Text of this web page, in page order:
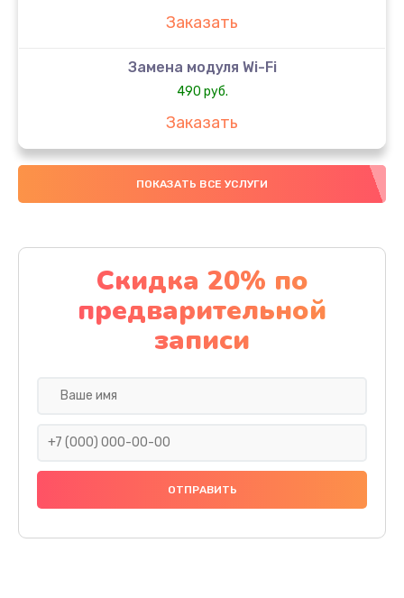
Заказать
Замена модуля Wi-Fi
490 руб.
Заказать
Замена микрофона
1600 руб.
Замена аккумулятора
1130 руб.
Заказать
Замена тачскрина
740 руб.
ПОКАЗАТЬ ВСЕ УСЛУГИ
Скидка 20% по
предварительной
записи